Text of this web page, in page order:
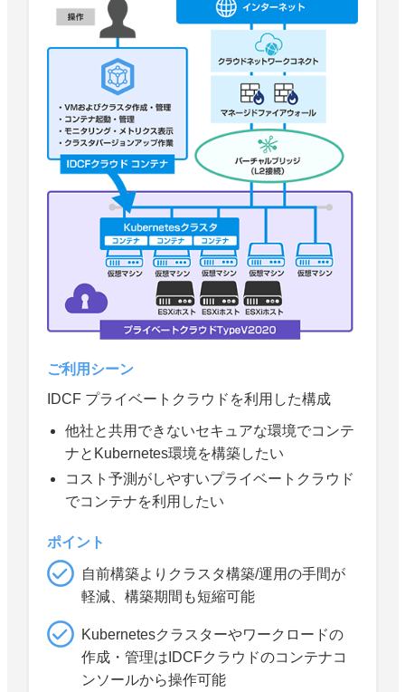
ご利用シーン
IDCF プライベートクラウドを利用した構成
他社と共用できないセキュアな環境でコンテ
ナとKubernetes環境を構築したい
コスト予測がしやすいプライベートクラウド
でコンテナを利用したい
ポイント
自前構築よりクラスタ構築/運用の手間が
軽減、構築期間も短縮可能
Kubernetesクラスターやワークロードの
作成・管理はIDCFクラウドのコンテナコ
ンソールから操作可能